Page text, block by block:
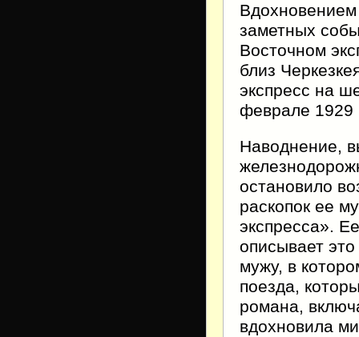
заметных
Восточном
близ
экспресс на
феврале 1929
Наводнение,
остановило
раскопок ее
экспресса».
описывает
мужу, в
поезда,
романа,
вдохновила